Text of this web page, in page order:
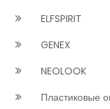
ELFSPIRIT
GENEX
NEOLOOK
Пластиковые